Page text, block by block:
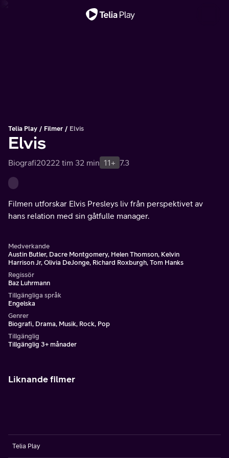
Telia Play Filmer Elvis
Elvis
Biografi20222 tim 32 min 11+ 7.3
Filmen utforskar Elvis Presleys liv från perspektivet av
hans relation med sin gåtfulle manager.
Medverkande
Austin Butler, Dacre Montgomery, Helen Thomson, Kelvin
Harrison Jr, Olivia DeJonge, Richard Roxburgh, Tom Hanks
Regissör
Baz Luhrmann
Tillgängliga språk
Engelska
Genrer
Biografi, Drama, Musik, Rock, Pop
Tillgänglig
Tillgänglig 3+ månader
Liknande filmer
Telia Play